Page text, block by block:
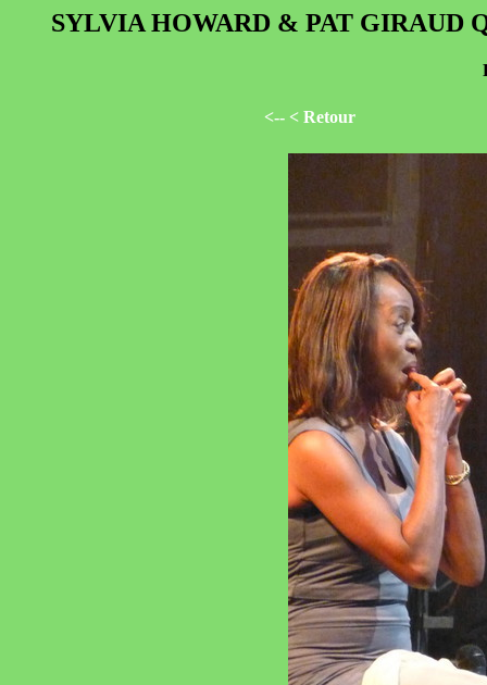
SYLVIA HOWARD & PAT GIRAUD
<-- < Retour